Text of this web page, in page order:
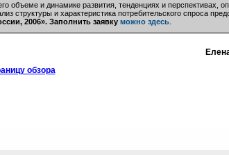
объеме и динамике развития, тенденциях и перспективах,
структуры и характеристика потребительского спроса
2006». Заполнить заявку можно здесь
обзора